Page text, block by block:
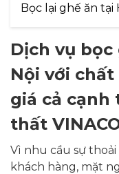
Bọc lại ghế ăn tại
Dịch vụ bọc
Nội với chất
giá cả cạnh
thất
Vì nhu cầu sự
khách hàng, mặt